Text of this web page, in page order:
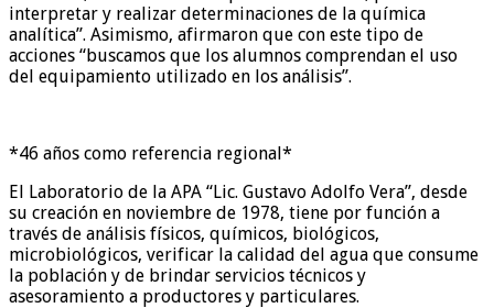
interpretar y realizar determinaciones de la química
analítica”. Asimismo, afirmaron que con este tipo de
acciones “buscamos que los alumnos comprendan el uso
del equipamiento utilizado en los análisis”.
*46 años como referencia regional*
El Laboratorio de la APA “Lic. Gustavo Adolfo Vera”, desde
su creación en noviembre de 1978, tiene por función a
través de análisis físicos, químicos, biológicos,
microbiológicos, verificar la calidad del agua que consume
la población y de brindar servicios técnicos y
asesoramiento a productores y particulares.